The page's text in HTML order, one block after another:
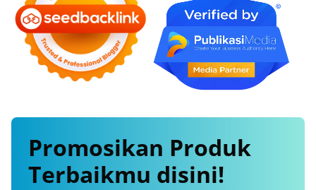
Promosikan Produk
Terbaikmu disini!